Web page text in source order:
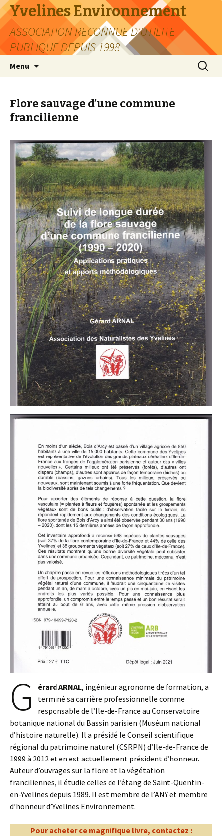
Yvelines Environnement
ASSOCIATION RECONNUE D'UTILITE
PUBLIQUE DEPUIS 1998
Menu
Flore sauvage d’une commune
francilienne
G érard ARNAL, ingénieur agronome de formation, a
terminé sa carrière professionnelle comme
responsable de l’Ile-de-France au Conservatoire
botanique national du Bassin parisien (Muséum national
d’histoire naturelle). Il a présidé le Conseil scientifique
régional du patrimoine naturel (CSRPN) d’Ile-de-France de
1999 à 2012 et en est actuellement président d’honneur.
Auteur d’ouvrages sur la flore et la végétation
franciliennes, il étudie celles de l’étang de Saint-Quentin-
en-Yvelines depuis 1989. Il est membre de l’ANY et membre
d’honneur d’Yvelines Environnement.
Pour acheter ce magnifique livre, contactez :